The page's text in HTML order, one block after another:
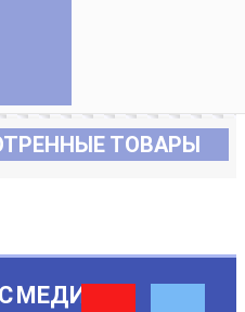
ТОВАРЫ
МЕДИА